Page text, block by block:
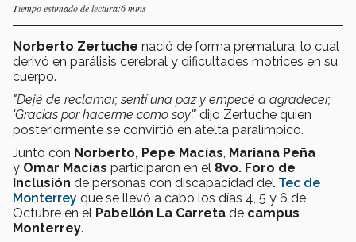
Tiempo estimado de lectura:6 mins
Norberto Zertuche nació de forma prematura, lo cual
derivó en parálisis cerebral y dificultades motrices en su
cuerpo.
"Dejé de reclamar, sentí una paz y empecé a agradecer,
'Gracias por hacerme como soy'." dijo Zertuche quien
posteriormente se convirtió en atelta paralímpico.
Junto con Norberto, Pepe Macías Mariana Peña
y Omar Macías participaron en el 8vo. Foro de
Inclusión de personas con discapacidad del Tec de
Monterrey que se llevó a cabo los días 4, 5 y 6 de
Octubre en el Pabellón La Carreta de campus
Monterrey.